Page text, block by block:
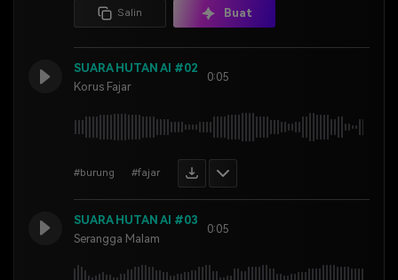
Salin Buat
SUARA HUTAN AI #02
Korus Fajar
0:05
#burung #fajar
SUARA HUTAN AI #03
Serangga Malam
0:05